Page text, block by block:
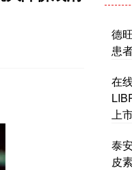
德
患
在
上
泰
皮